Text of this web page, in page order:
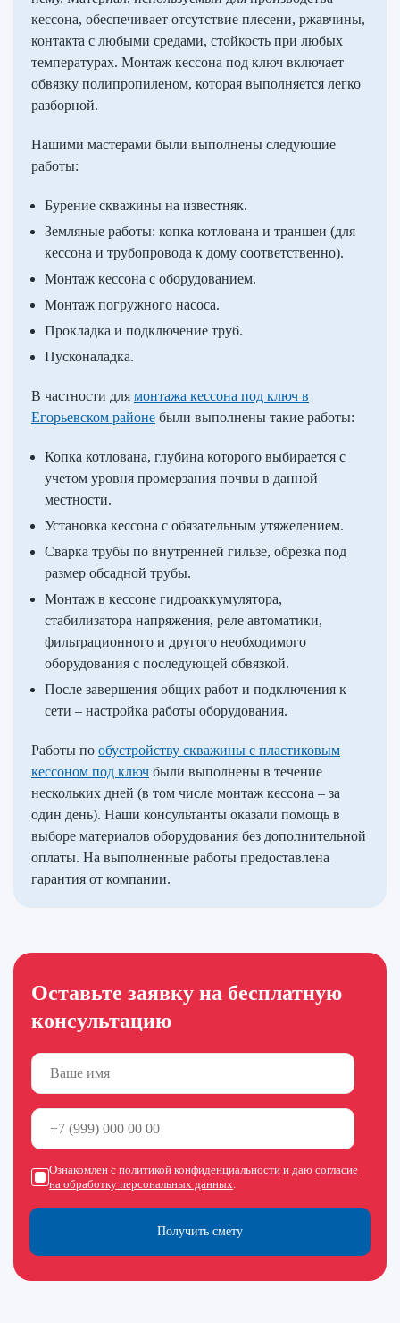
кессона, обеспечивает отсутствие плесени, ржавчины,
контакта с любыми средами, стойкость при любых
температурах. Монтаж кессона под ключ включает
обвязку полипропиленом, которая выполняется легко
разборной.
Нашими мастерами были выполнены следующие
работы:
Бурение скважины на известняк.
Земляные работы: копка котлована и траншеи (для
кессона и трубопровода к дому соответственно).
Монтаж кессона с оборудованием.
Монтаж погружного насоса.
Прокладка и подключение труб.
Пусконаладка.
В частности для монтажа кессона под ключ в
Егорьевском районе были выполнены такие работы:
Копка котлована, глубина которого выбирается с
учетом уровня промерзания почвы в данной
местности.
Установка кессона с обязательным утяжелением.
Сварка трубы по внутренней гильзе, обрезка под
размер обсадной трубы.
Монтаж в кессоне гидроаккумулятора,
стабилизатора напряжения, реле автоматики,
фильтрационного и другого необходимого
оборудования с последующей обвязкой.
После завершения общих работ и подключения к
сети – настройка работы оборудования.
Работы по обустройству скважины с пластиковым
кессоном под ключ были выполнены в течение
нескольких дней (в том числе монтаж кессона – за
один день). Наши консультанты оказали помощь в
выборе материалов оборудования без дополнительной
оплаты. На выполненные работы предоставлена
гарантия от компании.
Оставьте заявку на бесплатную
консультацию
Получить смету
Ознакомлен с политикой конфиденциальности и даю согласие
на обработку персональных данных.